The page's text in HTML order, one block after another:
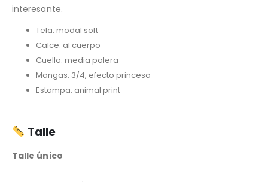
interesante.
Tela: modal soft
Calce: al cuerpo
Cuello: media polera
Mangas: 3/4, efecto princesa
Estampa: animal print
Talle
Talle único